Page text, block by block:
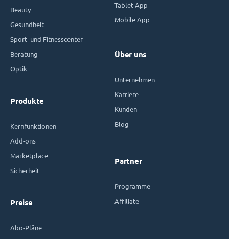
Beauty
Gesundheit
Sport- und Fitnesscenter
Beratung
Optik
Produkte
Kernfunktionen
Add-ons
Marketplace
Sicherheit
Preise
Abo-Pläne
Tablet App
Mobile App
Über uns
Unternehmen
Karriere
Kunden
Blog
Partner
Programme
Affiliate